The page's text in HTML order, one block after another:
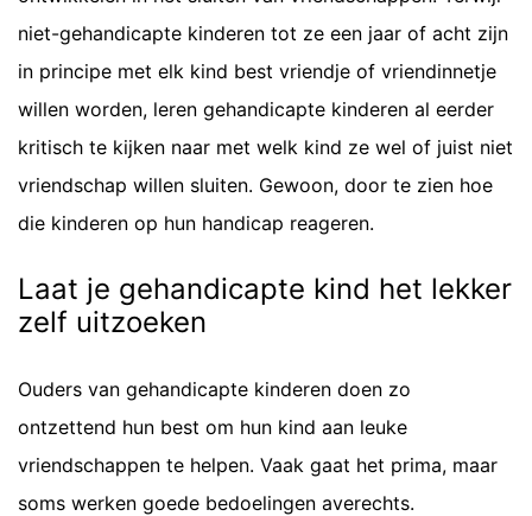
niet-gehandicapte kinderen tot ze een jaar of acht zijn
in principe met elk kind best vriendje of vriendinnetje
willen worden, leren gehandicapte kinderen al eerder
kritisch te kijken naar met welk kind ze wel of juist niet
vriendschap willen sluiten. Gewoon, door te zien hoe
die kinderen op hun handicap reageren.
Laat je gehandicapte kind het lekker
zelf uitzoeken
Ouders van gehandicapte kinderen doen zo
ontzettend hun best om hun kind aan leuke
vriendschappen te helpen. Vaak gaat het prima, maar
soms werken goede bedoelingen averechts.